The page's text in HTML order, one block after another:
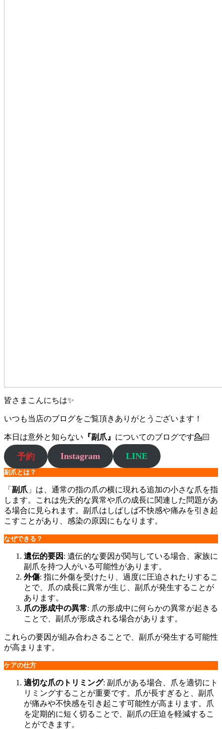
皆さまこんにちは✨
いつも当店のブログをご覧頂きありがとうございます！
本日は意外と知らない 『副爪』 についてのブログです💁🏻
予約 Instagram LINE
副爪とは？
「 副爪 」は、通常の指の爪の横に現れる追加の小さな爪を指
します。これは先天的な異常や爪の成長に関連した問題があ
る場合に見られます。副爪はしばしば不快感や痛みを引き起
こすことがあり、感染の原因にもなります。
なぜできる？
遺伝的要因 : 遺伝的な要因が関与している場合、家族に
副爪を持つ人がいる可能性があります。
外傷: 指に外傷を受けたり、過度に圧迫されたりするこ
とで、爪の成長に異常が生じ、副爪が発生することが
あります。
爪の形成中の異常: 爪の形成中に何らかの異常が起きる
ことで、副爪が形成される場合があります。
これらの要因が組み合わさることで、副爪が発生する可能性
が高まります。
ケアの仕方
適切な爪のトリミング: 副爪がある場合、爪を適切にト
リミングすることが重要です。爪が長すぎると、副爪
が痛みや不快感を引き起こす可能性が高まります。爪
を定期的に短く切ることで、副爪の圧迫を軽減するこ
とができます。